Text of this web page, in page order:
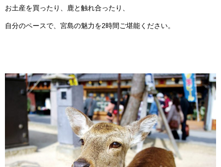
お土産を買ったり、鹿と触れ合ったり、
自分のペースで、宮島の魅力を2時間ご堪能ください。